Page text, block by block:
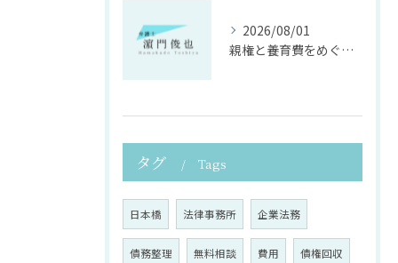
2026/08/01
親権と養育費をめぐる法律支援の重要性
タグ Tags
日本橋 法律事務所 企業法務
債務整理 無料相談 費用 債権回収